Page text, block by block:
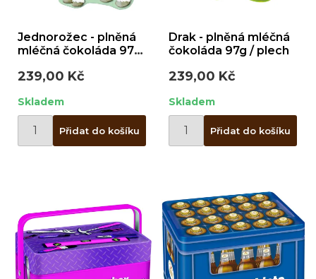
Jednorožec - plněná
mléčná čokoláda 97g
239,00 Kč
Skladem
Přidat do košíku
Drak - plněná mléčná
čokoláda 97g / plech
239,00 Kč
Skladem
Přidat do košíku